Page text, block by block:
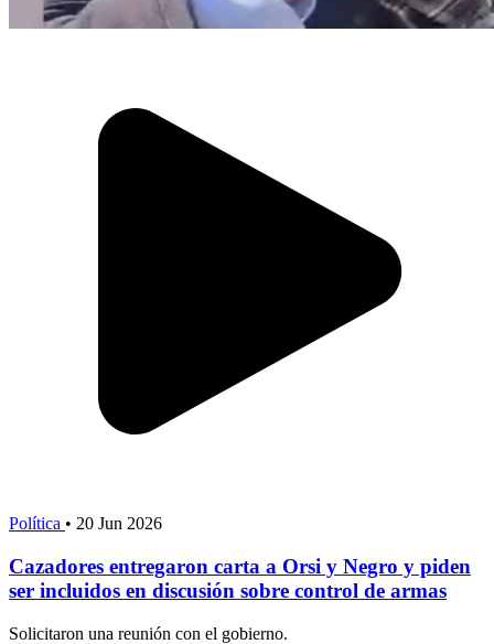
Política • 20 Jun 2026
Cazadores entregaron carta a Orsi y Negro y piden
ser incluidos en discusión sobre control de armas
Solicitaron una reunión con el gobierno.